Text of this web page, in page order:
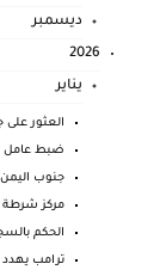
ديسمبر
2026
يناير
العثور
ضبط عامل
جنوب
مركز
الحكم
ترامب يهدد